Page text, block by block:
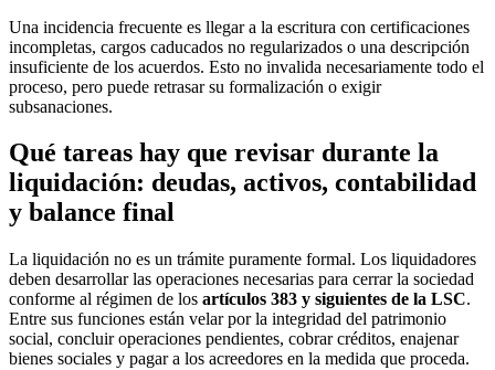
Una incidencia frecuente es llegar a la escritura con certificaciones
incompletas, cargos caducados no regularizados o una descripción
insuficiente de los acuerdos. Esto no invalida necesariamente todo el
proceso, pero puede retrasar su formalización o exigir
subsanaciones.
Qué tareas hay que revisar durante la
liquidación: deudas, activos, contabilidad
y balance final
La liquidación no es un trámite puramente formal. Los liquidadores
deben desarrollar las operaciones necesarias para cerrar la sociedad
conforme al régimen de los artículos 383 y siguientes de la LSC.
Entre sus funciones están velar por la integridad del patrimonio
social, concluir operaciones pendientes, cobrar créditos, enajenar
bienes sociales y pagar a los acreedores en la medida que proceda.